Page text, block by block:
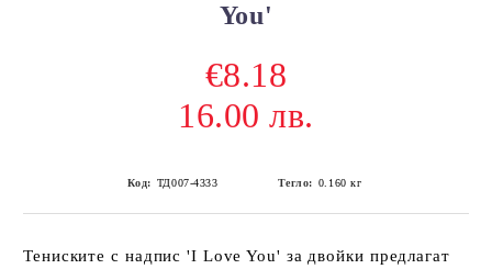
You'
€8.18
16.00 лв.
Код: ТД007-4333 Тегло: 0.160 кг
Тениските с надпис 'I Love You' за двойки предлагат